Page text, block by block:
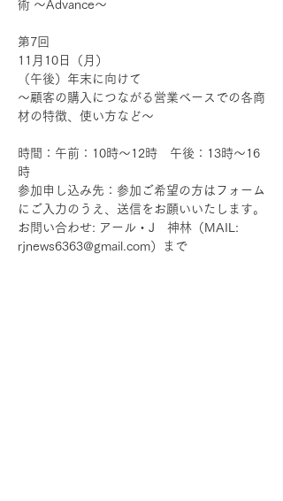
術 ～Advance～
第7回
11月10日（月）
（午後）年末に向けて
～顧客の購入につながる営業ベースでの各商
材の特徴、使い方など～
時間：午前：10時～12時　午後：13時～16
時
参加申し込み先：参加ご希望の方はフォーム
にご入力のうえ、送信をお願いいたします。
お問い合わせ: アール・J　神林（MAIL:
rjnews6363@gmail.com）まで